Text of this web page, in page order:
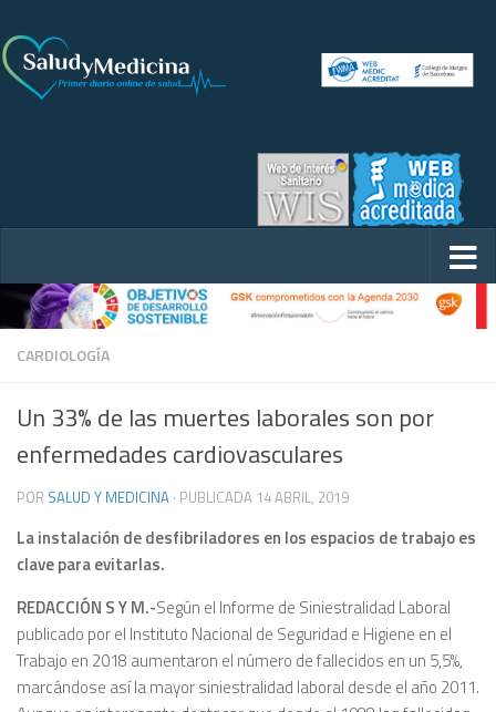
CARDIOLOGÍA
Un 33% de las muertes laborales son por
enfermedades cardiovasculares
POR SALUD Y MEDICINA · PUBLICADA 14 ABRIL, 2019
La instalación de desfibriladores en los espacios de trabajo es
clave para evitarlas.
REDACCIÓN S Y M.-Según el Informe de Siniestralidad Laboral
publicado por el Instituto Nacional de Seguridad e Higiene en el
Trabajo en 2018 aumentaron el número de fallecidos en un 5,5%,
marcándose así la mayor siniestralidad laboral desde el año 2011.